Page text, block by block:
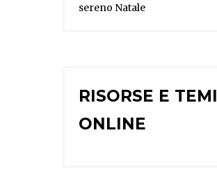
sereno Natale
RISORSE E TEMI
ONLINE